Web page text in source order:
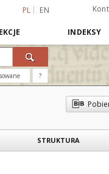
PL EN
INDEKSY
?
STRUKTURA